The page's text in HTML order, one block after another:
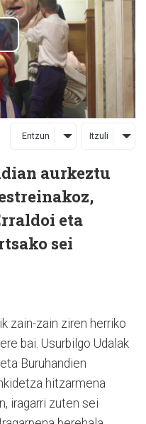
Entzun Itzuli
aurkeztu
eta
sei
zain-zain ziren herriko
bai. Usurbilgo Udalak
Buruhandien
hitzarmena
iragarri zuten sei